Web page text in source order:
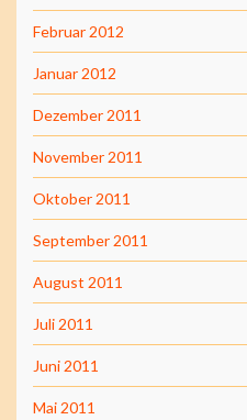
Februar 2012
Januar 2012
Dezember 2011
November 2011
Oktober 2011
September 2011
August 2011
Juli 2011
Juni 2011
Mai 2011